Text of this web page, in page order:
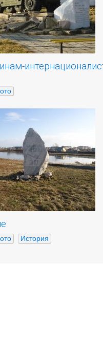
История